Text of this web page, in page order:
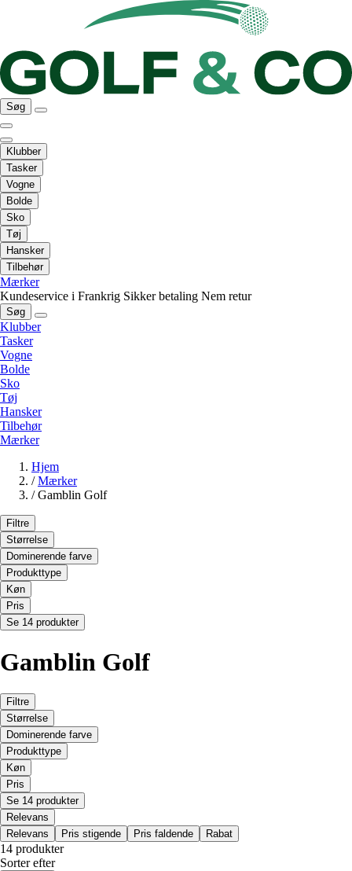
Søg
Klubber
Tasker
Vogne
Bolde
Sko
Tøj
Hansker
Tilbehør
Mærker
Kundeservice i Frankrig Sikker betaling Nem retur
Søg
Klubber
Tasker
Vogne
Bolde
Sko
Tøj
Hansker
Tilbehør
Mærker
Hjem
/ Mærker
/ Gamblin Golf
Filtre
Størrelse
Dominerende farve
Produkttype
Køn
Pris
Se 14 produkter
Gamblin Golf
Filtre
Størrelse
Dominerende farve
Produkttype
Køn
Pris
Se 14 produkter
Relevans
Relevans
Pris stigende Pris faldende Rabat
14 produkter
Sorter efter